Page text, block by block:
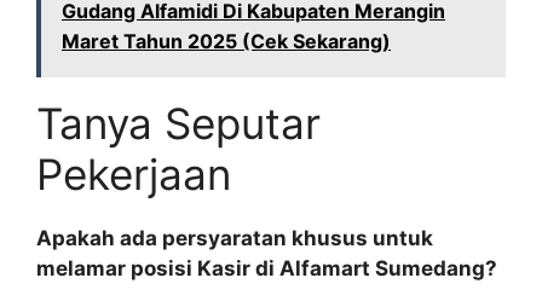
Gudang Alfamidi Di Kabupaten Merangin
Maret Tahun 2025 (Cek Sekarang)
Tanya Seputar
Pekerjaan
Apakah ada persyaratan khusus untuk
melamar posisi Kasir di Alfamart Sumedang?